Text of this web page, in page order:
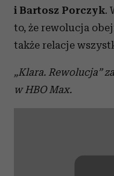
i Bartosz Porczyk.
to, że rewolucja
także relacje
„Klara. Rewolucja”
w HBO Max.